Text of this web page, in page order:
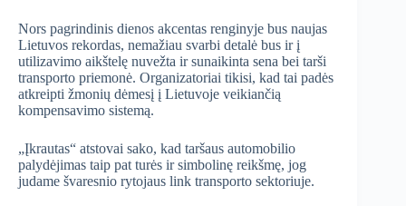
Nors pagrindinis dienos akcentas renginyje bus naujas
Lietuvos rekordas, nemažiau svarbi detalė bus ir į
utilizavimo aikštelę nuvežta ir sunaikinta sena bei tarši
transporto priemonė. Organizatoriai tikisi, kad tai padės
atkreipti žmonių dėmesį į Lietuvoje veikiančią
kompensavimo sistemą.
„Įkrautas“ atstovai sako, kad taršaus automobilio
palydėjimas taip pat turės ir simbolinę reikšmę, jog
judame švaresnio rytojaus link transporto sektoriuje.